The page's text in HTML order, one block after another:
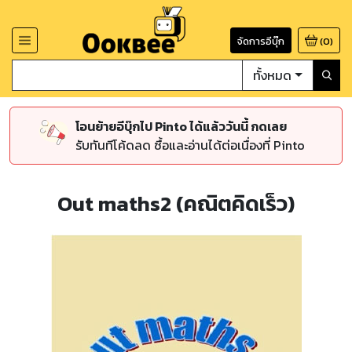
จัดการอีบุ๊ก (0)
ทั้งหมด
โอนย้ายอีบุ๊กไป Pinto ได้แล้ววันนี้ กดเลย
รับทันทีโค้ดลด ซื้อและอ่านได้ต่อเนื่องที่ Pinto
Out maths2 (คณิตคิดเร็ว)